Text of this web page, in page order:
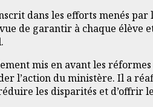
dans les efforts menés
de garantir à chaque élève
mis en avant les
l’action du ministère. Il a
les disparités et d’offrir